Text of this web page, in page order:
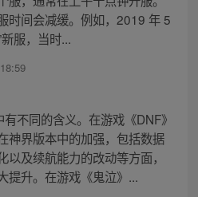
时间会减缓。例如，2019 年 5
服，当时...
不同的含义。在游戏《DNF》
神界版本中的加强，包括数据
及续航能力的改动等方面，
提升。在游戏《鬼泣》...